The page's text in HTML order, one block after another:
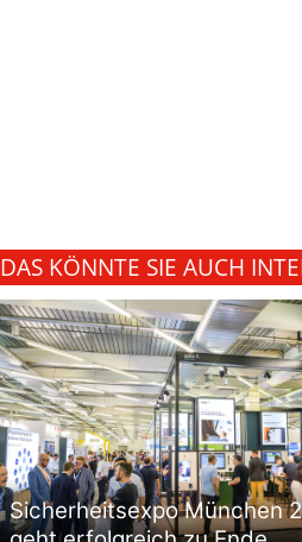
DAS KÖNNTE SIE AUCH
Sicherheitsexpo München